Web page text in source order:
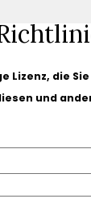
Lizenz, die
und